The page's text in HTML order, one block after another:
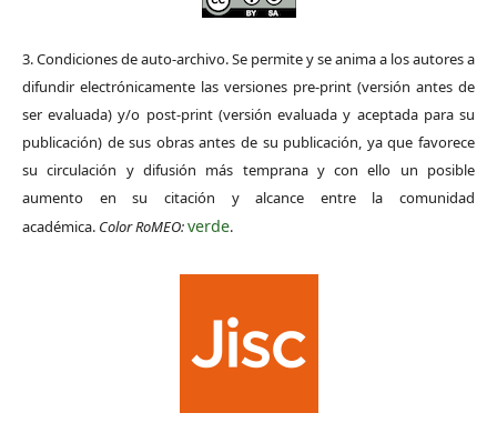
3. Condiciones de auto-archivo. Se permite y se anima a los autores a
difundir electrónicamente las versiones pre-print (versión antes de
ser evaluada) y/o post-print (versión evaluada y aceptada para su
publicación) de sus obras antes de su publicación, ya que favorece
su circulación y difusión más temprana y con ello un posible
aumento en su citación y alcance entre la comunidad
académica. Color RoMEO:verde.